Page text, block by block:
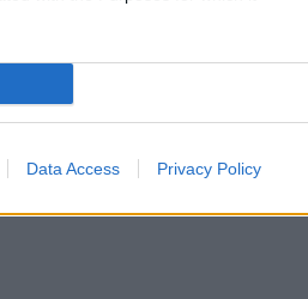
Data Access Privacy Policy
του, δίνοντας
Το έχει κάνει